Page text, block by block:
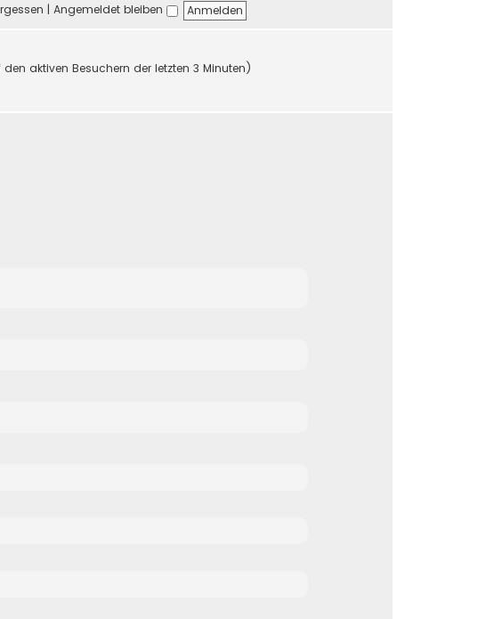
| Angemeldet bleiben
aktiven Besuchern der letzten 3 Minuten)